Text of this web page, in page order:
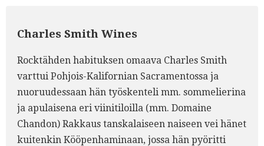
Charles Smith Wines
Rocktähden habituksen omaava Charles Smith
varttui Pohjois-Kalifornian Sacramentossa ja
nuoruudessaan hän työskenteli mm. sommelierina
ja apulaisena eri viinitiloilla (mm. Domaine
Chandon) Rakkaus tanskalaiseen naiseen vei hänet
kuitenkin Kööpenhaminaan, jossa hän pyöritti